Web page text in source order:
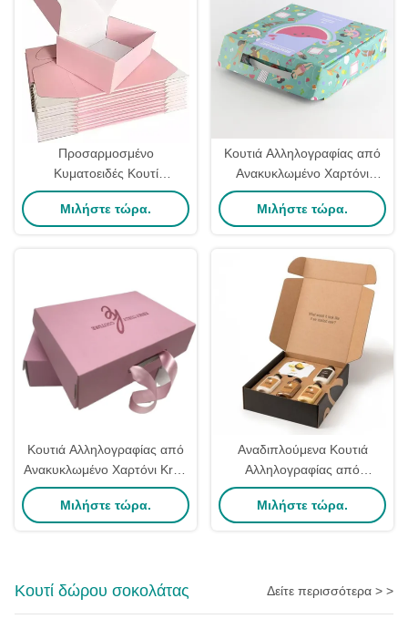
Προσαρμοσμένο
Κυματοειδές Κουτί
Αποστολής Δώρου
Χαρτονιού Επένδυσης
Μιλήστε τώρα.
Κουτιά Αλληλογραφίας από
Ανακυκλωμένο Χαρτόνι
Χαρτοφύλακας Με Λαβή
Κορδέλα Οικολογικά
Αλληλογραφίας
Μιλήστε τώρα.
Κουτιά Αλληλογραφίας από
Ανακυκλωμένο Χαρτόνι Kraft
με Εκτύπωση για
Συσκευασία Ενδυμάτων
Μιλήστε τώρα.
Αναδιπλούμενα Κουτιά
Αλληλογραφίας από
Έγχρωμο Κυματοειδές
Χαρτόνι για Μακιγιάζ 6x4x3
Μιλήστε τώρα.
Κουτί δώρου σοκολάτας Δείτε περισσότερα > >